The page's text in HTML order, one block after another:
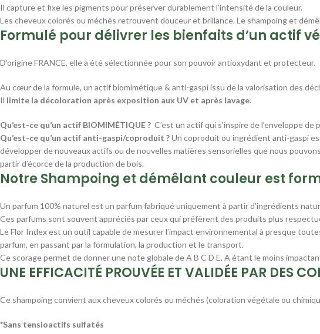
Il capture et fixe les pigments pour préserver durablement l’intensité de la couleur.
Les cheveux colorés ou méchés retrouvent douceur et brillance. Le shampoing et
Formulé pour délivrer les bienfaits d’un actif
D’origine FRANCE, elle a été sélectionnée pour son pouvoir antioxydant et protecteur.
Au cœur de la formule, un actif biomimétique & anti-gaspi issu de la valorisation des
Il limite la décoloration après exposition aux UV et après lavage.
Qu’est-ce qu’un actif BIOMIMÉTIQUE ? C’est un actif qui s’inspire de l’enveloppe
Qu’est-ce qu’un actif anti-gaspi/coproduit ?Un coproduit ou ingrédient anti-gaspi
développer de nouveaux actifs ou de nouvelles matières sensorielles que nous
partir d’écorce de la production de bois.
Notre Shampoing et démêlant couleur est
Un parfum 100% naturel est un parfum fabriqué uniquement à partir d’ingrédients
Ces parfums sont souvent appréciés par ceux qui préfèrent des produits plus
Le Flor Index est un outil capable de mesurer l’impact environnemental à presque
parfum, en passant par la formulation, la production et le transport.
Ce scorage permet de donner une note globale de A B C D E, A étant le moins
UNE EFFICACITÉ PROUVÉE ET VALIDÉE PAR DES
Ce shampoing convient aux cheveux colorés ou méchés (coloration végétale ou
*Sans tensioactifs sulfatés